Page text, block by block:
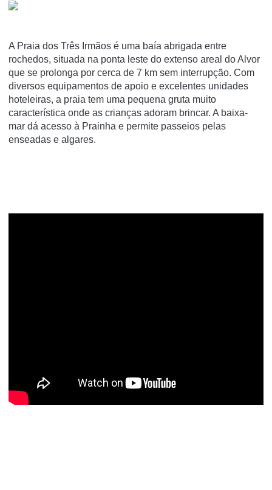
A Praia dos Três Irmãos é uma baía abrigada entre
rochedos, situada na ponta leste do extenso areal do Alvor
que se prolonga por cerca de 7 km sem interrupção. Com
diversos equipamentos de apoio e excelentes unidades
hoteleiras, a praia tem uma pequena gruta muito
característica onde as crianças adoram brincar. A baixa-
mar dá acesso à Prainha e permite passeios pelas
enseadas e algares.